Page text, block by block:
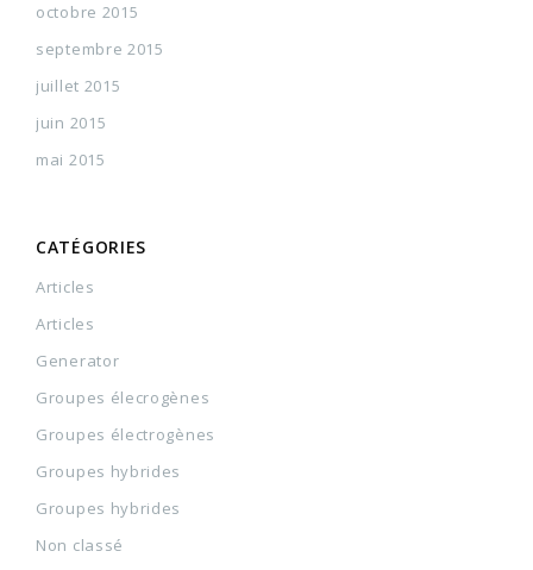
octobre 2015
septembre 2015
juillet 2015
juin 2015
mai 2015
CATÉGORIES
Articles
Articles
Generator
Groupes élecrogènes
Groupes électrogènes
Groupes hybrides
Groupes hybrides
Non classé